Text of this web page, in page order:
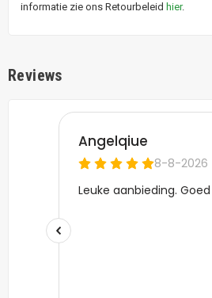
informatie zie ons Retourbeleid hier.
Reviews